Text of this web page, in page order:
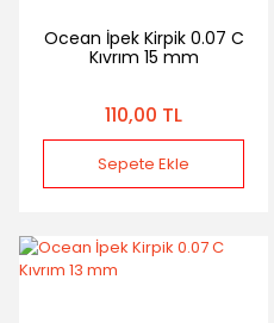
Ocean İpek Kirpik 0.07 C
Kıvrım 15 mm
110,00 TL
Sepete Ekle